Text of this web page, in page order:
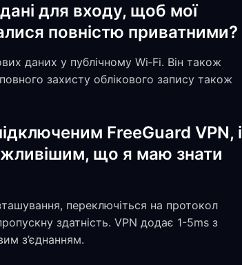
для входу, щоб мої
повністю приватними?
даних у публічному Wi‑Fi. Він також
захисту облікового запису також
FreeGuard VPN, і
що я маю знати
переключіться на протокол
здатність. VPN додає 1-5ms з
з’єднанням.